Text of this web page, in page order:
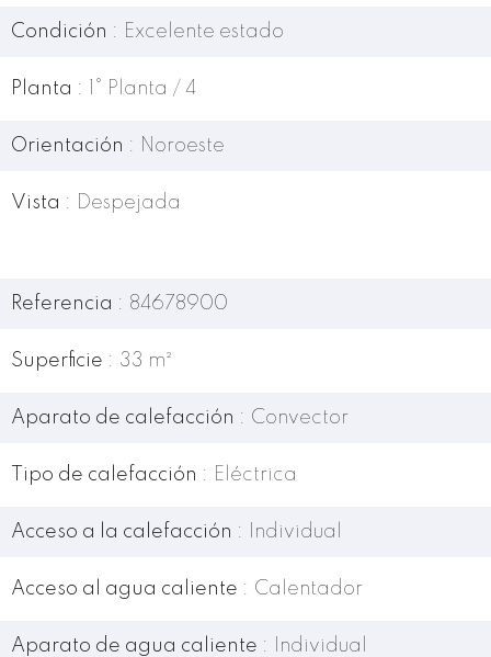
Condición Excelente estado
Planta 1° Planta / 4
Orientación Noroeste
Vista Despejada
Referencia 84678900
Superficie 33 m²
Aparato de calefacción Convector
Tipo de calefacción Eléctrica
Acceso a la calefacción Individual
Acceso al agua caliente Calentador
Aparato de agua caliente Individual